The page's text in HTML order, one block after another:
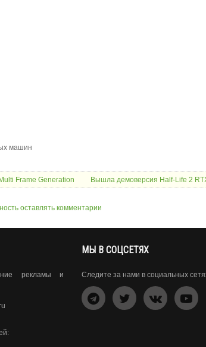
машин
Frame Generation Вышла демоверсия Half-Life 2
оставлять комментарии
рекламы и
МЫ В СОЦСЕТЯХ
Следите за нами в социальных